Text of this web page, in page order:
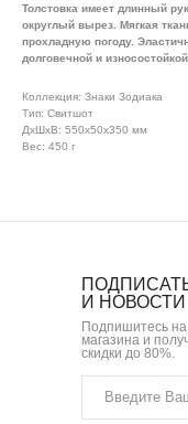
Толстовка имеет длинный
округлый вырез. Мягкая
прохладную погоду.
долговечной и износостойкой.
Коллекция: Знаки Зодиака
Тип: Свитшот
ДxШxВ: 550x50x350 мм
Вес: 450 г
И НОВОСТИ
Подпишитесь
магазина и
скидки до 80%.